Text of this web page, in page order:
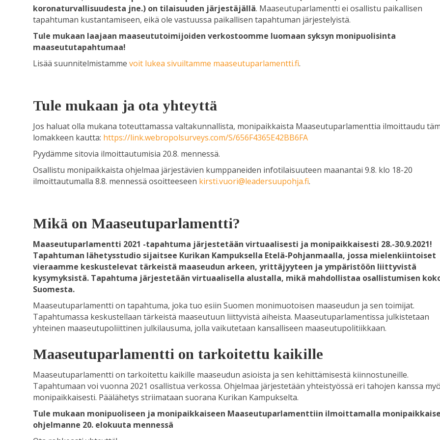
koronaturvallisuudesta jne.) on tilaisuuden järjestäjällä. Maaseutuparlamentti ei osallistu paikallisen
tapahtuman kustantamiseen, eikä ole vastuussa paikallisen tapahtuman järjestelyistä.
Tule mukaan laajaan maaseututoimijoiden verkostoomme luomaan syksyn monipuolisinta
maaseututapahtumaa!
Lisää suunnitelmistammevoit lukea sivuiltamme maaseutuparlamentti.fi.
Tule mukaan ja ota yhteyttä
Jos haluat olla mukana toteuttamassa valtakunnallista, monipaikkaista Maaseutuparlamenttia ilmoittaudu
lomakkeen kautta: https://link.webropolsurveys.com/S/656F4365E42BB6FA
Pyydämme sitovia ilmoittautumisia 20.8. mennessä.
Osallistu monipaikkaista ohjelmaa järjestävien kumppaneiden infotilaisuuteen maanantai 9.8. klo 18-20
ilmoittautumalla 8.8. mennessä osoitteeseen kirsti.vuori@leadersuupohja.fi.
Mikä on Maaseutuparlamentti?
Maaseutuparlamentti 2021 -tapahtuma järjestetään virtuaalisesti ja monipaikkaisesti 28.-30.9.2021!
Tapahtuman lähetysstudio sijaitsee Kurikan Kampuksella Etelä-Pohjanmaalla, jossa mielenkiintoiset
vieraamme keskustelevat tärkeistä maaseudun arkeen, yrittäjyyteen ja ympäristöön liittyvistä
kysymyksistä. Tapahtuma järjestetään virtuaalisella alustalla, mikä mahdollistaa osallistumisen
Suomesta.
Maaseutuparlamentti on tapahtuma, joka tuo esiin Suomen monimuotoisen maaseudun ja sen toimijat.
Tapahtumassa keskustellaan tärkeistä maaseutuun liittyvistä aiheista. Maaseutuparlamentissa julkistetaan
yhteinen maaseutupoliittinen julkilausuma, jolla vaikutetaan kansalliseen maaseutupolitiikkaan.
Maaseutuparlamentti on tarkoitettu kaikille
Maaseutuparlamentti on tarkoitettu kaikille maaseudun asioista ja sen kehittämisestä kiinnostuneille.
Tapahtumaan voi vuonna 2021 osallistua verkossa. Ohjelmaa järjestetään yhteistyössä eri tahojen kanssa
monipaikkaisesti. Päälähetys striimataan suorana Kurikan Kampukselta.
Tule mukaan monipuoliseen ja monipaikkaiseen Maaseutuparlamenttiin ilmoittamalla
ohjelmanne 20. elokuuta mennessä